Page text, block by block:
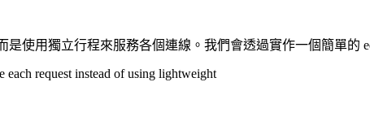
使用獨立行程來服務各個連線。我們會透過實作一個簡單的
request instead of using lightweight